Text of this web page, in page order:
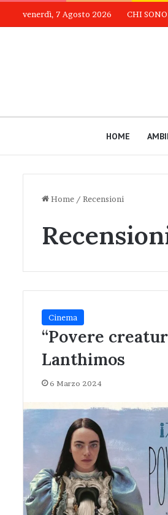
venerdì, 7 Agosto 2026 CHI SONO
HOME
Home / Recensioni
Cinema
“Povere
Lanthimos
6 Marzo 2024